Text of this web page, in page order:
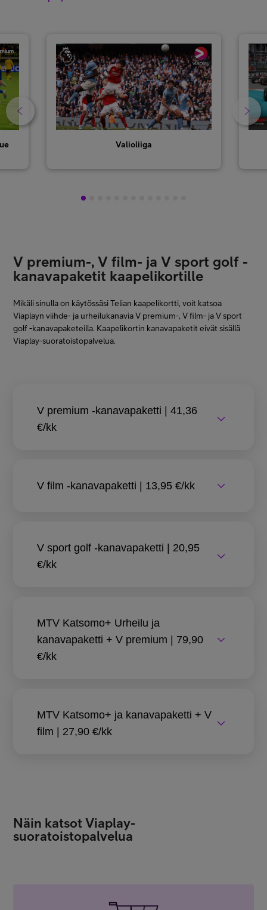
Valioliiga
1
V premium-, V film- ja V sport golf -
kanavapaketit kaapelikortille
Mikäli sinulla on käytössäsi Telian kaapelikortti, voit katsoa
Viaplayn viihde- ja urheilukanavia V premium-, V film- ja V sport
golf -kanavapaketeilla. Kaapelikortin kanavapaketit eivät sisällä
Viaplay-suoratoistopalvelua.
V premium -kanavapaketti | 41,36
€/kk
V film -kanavapaketti | 13,95 €/kk
V sport golf -kanavapaketti | 20,95
€/kk
MTV Katsomo+ Urheilu ja
kanavapaketti + V premium | 79,90
€/kk
MTV Katsomo+ ja kanavapaketti + V
film | 27,90 €/kk
Näin katsot Viaplay-
suoratoistopalvelua